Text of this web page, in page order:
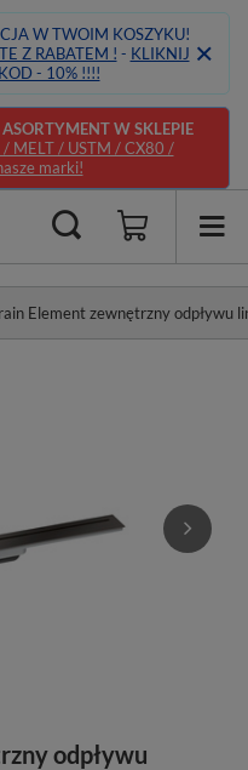
W TWOIM KOSZYKU!
Z RABATEM ! - KLIKNIJ
- 10% !!!!
W SKLEPIE
/ MELT / USTM / CX80 /
marki!
Element zewnętrzny odpływu
odpływu